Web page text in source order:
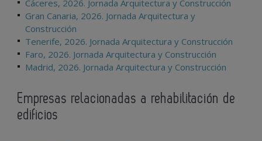
Cáceres, 2026. Jornada Arquitectura y Construcción
Gran Canaria, 2026. Jornada Arquitectura y
Construcción
Tenerife, 2026. Jornada Arquitectura y Construcción
Faro, 2026. Jornada Arquitectura y Construcción
Madrid, 2026. Jornada Arquitectura y Construcción
Empresas relacionadas a rehabilitación de
edificios